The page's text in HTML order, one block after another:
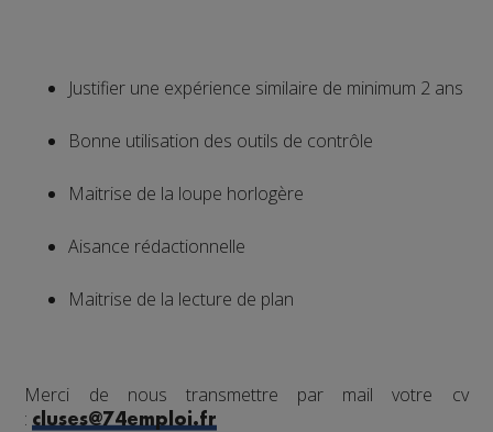
Justifier une expérience similaire de minimum 2 ans
Bonne utilisation des outils de contrôle
Maitrise de la loupe horlogère
Aisance rédactionnelle
Maitrise de la lecture de plan
Merci de nous transmettre par mail votre cv
:cluses@74emploi.fr